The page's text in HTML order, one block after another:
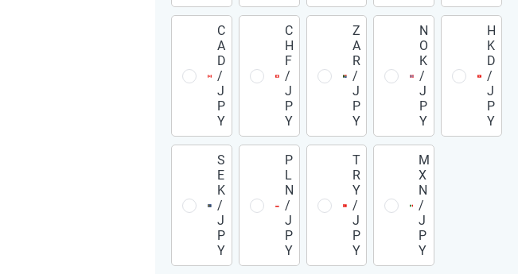
C
A
D
/
J
P
Y
C
H
F
/
J
P
Y
Z
A
R
/
J
P
Y
N
O
K
/
J
P
Y
H
K
D
/
J
P
Y
S
E
K
/
J
P
Y
P
L
N
/
J
P
Y
T
R
Y
/
J
P
Y
M
X
N
/
J
P
Y